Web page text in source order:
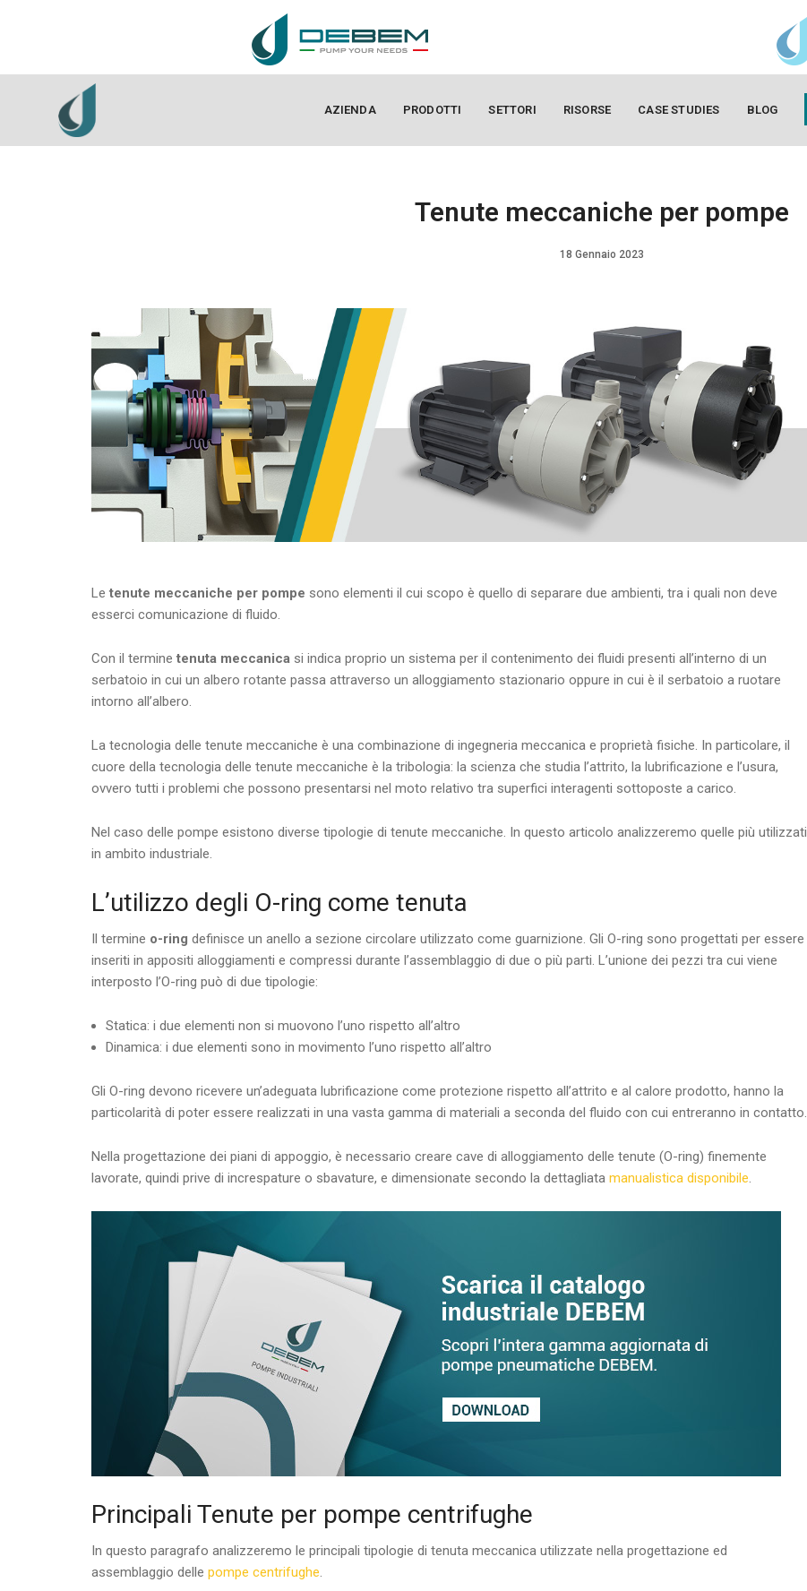
AZIENDA PRODOTTI SETTORI RISORSE CASE STUDIES BLOG
Tenute meccaniche per pompe
18 Gennaio 2023
Le tenute meccaniche per pompe sono elementi il cui scopo è quello di separare due ambienti, tra i quali non deve
esserci comunicazione di fluido.
Con il termine tenuta meccanica si indica proprio un sistema per il contenimento dei fluidi presenti all’interno di un
serbatoio in cui un albero rotante passa attraverso un alloggiamento stazionario oppure in cui è il serbatoio a ruotare
intorno all’albero.
La tecnologia delle tenute meccaniche è una combinazione di ingegneria meccanica e proprietà fisiche. In particolare, il
cuore della tecnologia delle tenute meccaniche è la tribologia: la scienza che studia l’attrito, la lubrificazione e l’usura,
ovvero tutti i problemi che possono presentarsi nel moto relativo tra superfici interagenti sottoposte a carico.
Nel caso delle pompe esistono diverse tipologie di tenute meccaniche. In questo articolo analizzeremo quelle più utilizzati
in ambito industriale.
L’utilizzo degli O-ring come tenuta
Il termine o-ring definisce un anello a sezione circolare utilizzato come guarnizione. Gli O-ring sono progettati per essere
inseriti in appositi alloggiamenti e compressi durante l’assemblaggio di due o più parti. L’unione dei pezzi tra cui viene
interposto l’O-ring può di due tipologie:
Statica: i due elementi non si muovono l’uno rispetto all’altro
Dinamica: i due elementi sono in movimento l’uno rispetto all’altro
Gli O-ring devono ricevere un’adeguata lubrificazione come protezione rispetto all’attrito e al calore prodotto, hanno la
particolarità di poter essere realizzati in una vasta gamma di materiali a seconda del fluido con cui entreranno in contatto.
Nella progettazione dei piani di appoggio, è necessario creare cave di alloggiamento delle tenute (O-ring) finemente
lavorate, quindi prive di increspature o sbavature, e dimensionate secondo la dettagliata manualistica disponibile.
Principali Tenute per pompe centrifughe
In questo paragrafo analizzeremo le principali tipologie di tenuta meccanica utilizzate nella progettazione ed
assemblaggio delle pompe centrifughe.